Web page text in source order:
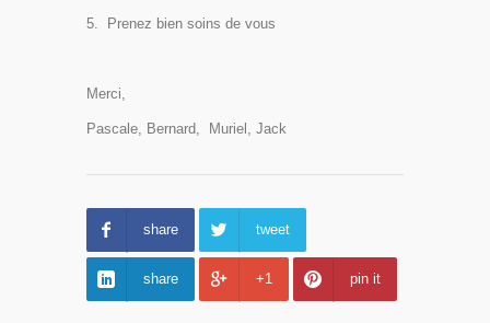
Prenez bien soins de vous
Merci,
Pascale, Bernard, Muriel, Jack
share tweet
share +1 pin it